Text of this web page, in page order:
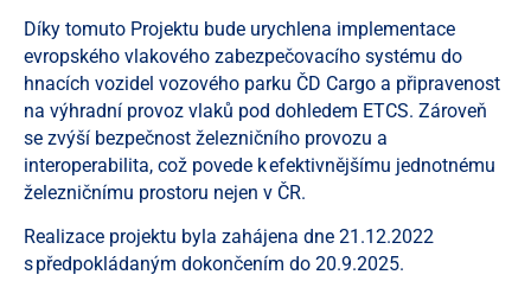
Díky tomuto Projektu bude urychlena implementace
evropského vlakového zabezpečovacího systému do
hnacích vozidel vozového parku ČD Cargo a připravenost
na výhradní provoz vlaků pod dohledem ETCS. Zároveň
se zvýší bezpečnost železničního provozu a
interoperabilita, což povede k efektivnějšímu jednotnému
železničnímu prostoru nejen v ČR.
Realizace projektu byla zahájena dne 21.12.2022
s předpokládaným dokončením do 20.9.2025.